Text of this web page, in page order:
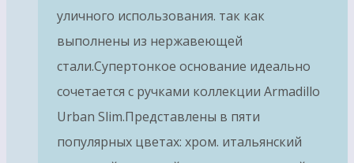
уличного использования. так как
выполнены из нержавеющей
стали.Супертонкое основание идеально
сочетается с ручками коллекции Armadillo
Urban Slim.Представлены в пяти
популярных цветах: хром. итальянский